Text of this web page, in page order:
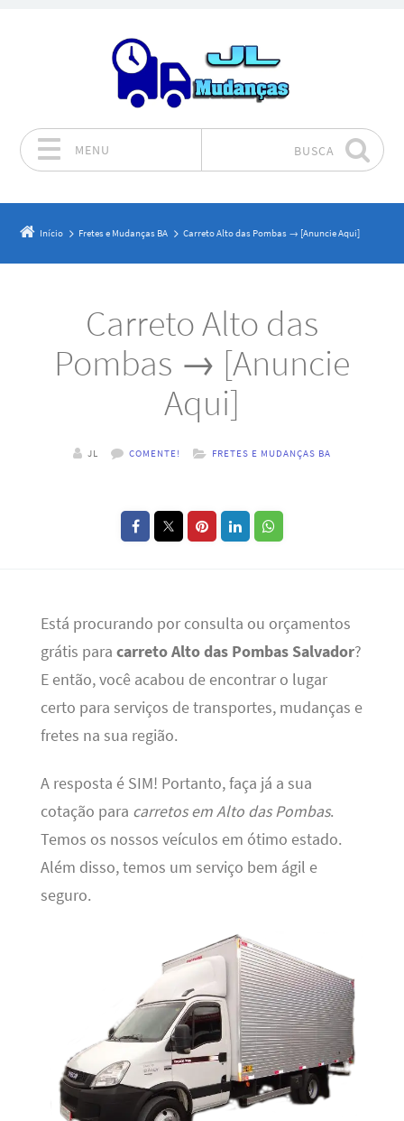
MENU BUSCA
Início Fretes e Mudanças BA Carreto Alto das Pombas → [Anuncie Aqui]
Carreto Alto das
Pombas → [Anuncie
Aqui]
JL COMENTE! FRETES E MUDANÇAS BA
Está procurando por consulta ou orçamentos
grátis para carreto Alto das Pombas Salvador?
E então, você acabou de encontrar o lugar
certo para serviços de transportes, mudanças e
fretes na sua região.
A resposta é SIM! Portanto, faça já a sua
cotação para carretos em Alto das Pombas.
Temos os nossos veículos em ótimo estado.
Além disso, temos um serviço bem ágil e
seguro.